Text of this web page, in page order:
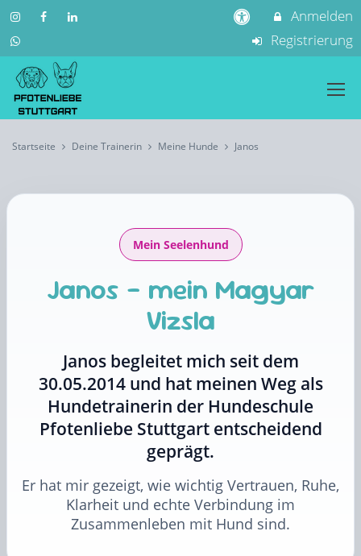
Anmelden
Registrierung
Startseite Deine Trainerin Meine Hunde Janos
Mein Seelenhund
Janos – mein Magyar
Vizsla
Janos begleitet mich seit dem
30.05.2014 und hat meinen Weg als
Hundetrainerin der Hundeschule
Pfotenliebe Stuttgart entscheidend
geprägt.
Er hat mir gezeigt, wie wichtig Vertrauen, Ruhe,
Klarheit und echte Verbindung im
Zusammenleben mit Hund sind.